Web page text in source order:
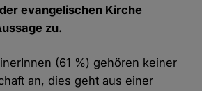
evangelischen Kirche
zu.
(61 %) gehören keiner
an, dies geht aus einer